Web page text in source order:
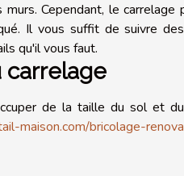
Cependant, le
Il vous suffit de suivre
qu'il vous faut.
carrelage
de la taille du sol et
maison.com/bricolage-